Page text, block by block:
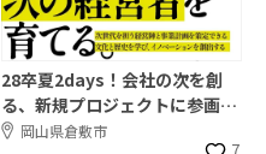
28卒夏2days！会社の次を創
る、新規プロジェクトに参画す
る仲間を募集！＠岡山
岡山県倉敷市